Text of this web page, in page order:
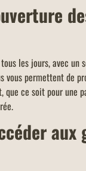
les jours, avec un
vous permettent de
que ce soit pour une
aux